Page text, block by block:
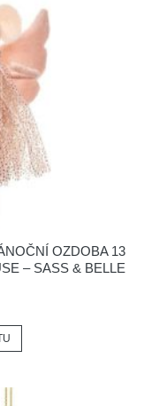
OZDOBA 13
– SASS & BELLE